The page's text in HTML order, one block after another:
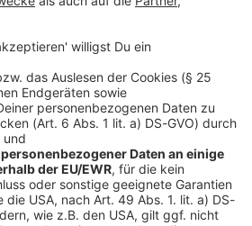
© dpa-infocom, dpa:260618-930-241147/1